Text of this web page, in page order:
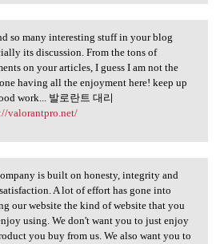
so many interesting
so many interesting stuff in your blog
its discussion. From the tons of
on your articles, I guess I am not the
having all the enjoyment here! keep up
work... 발로란트 대리
valorantpro.net/
is built on
is built on honesty, integrity and
A lot of effort has gone into
our website the kind of website that you
using. We don't want you to just enjoy
you buy from us. We also want you to